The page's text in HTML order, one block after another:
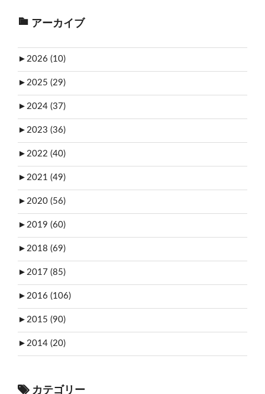
アーカイブ
► 2026 (10)
► 2025 (29)
► 2024 (37)
► 2023 (36)
► 2022 (40)
► 2021 (49)
► 2020 (56)
► 2019 (60)
► 2018 (69)
► 2017 (85)
► 2016 (106)
► 2015 (90)
► 2014 (20)
カテゴリー